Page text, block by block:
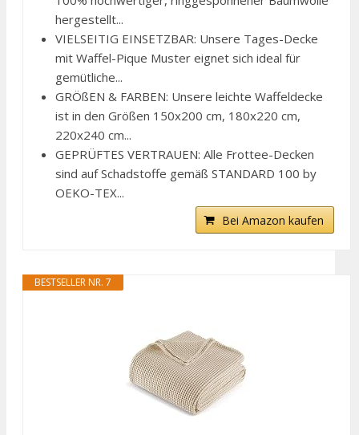
hergestellt...
VIELSEITIG EINSETZBAR: Unsere Tages-Decke
mit Waffel-Pique Muster eignet sich ideal für
gemütliche...
GRÖßEN & FARBEN: Unsere leichte Waffeldecke
ist in den Größen 150x200 cm, 180x220 cm,
220x240 cm...
GEPRÜFTES VERTRAUEN: Alle Frottee-Decken
sind auf Schadstoffe gemäß STANDARD 100 by
OEKO-TEX...
Bei Amazon kaufen
BESTSELLER NR. 7